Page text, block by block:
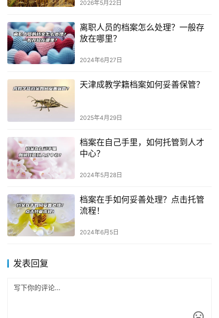
2026年5月22日
离职人员的档案怎么处理？一般存
放在哪里？
2024年6月27日
天津成教学籍档案如何妥善保管？
2025年4月29日
档案在自己手里，如何托管到人才
中心？
2024年5月28日
档案在手如何妥善处理？点击托管
流程！
2024年6月5日
发表回复